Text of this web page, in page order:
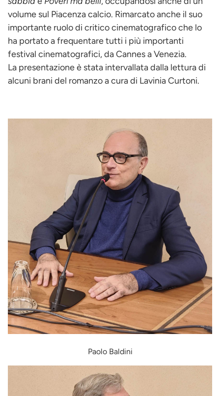
volume sul Piacenza calcio. Rimarcato anche il suo
importante ruolo di critico cinematografico che lo
ha portato a frequentare tutti i più importanti
festival cinematografici, da Cannes a Venezia.
La presentazione è stata intervallata dalla lettura di
alcuni brani del romanzo a cura di Lavinia Curtoni.
Paolo Baldini